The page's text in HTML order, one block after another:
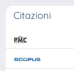
Citazioni